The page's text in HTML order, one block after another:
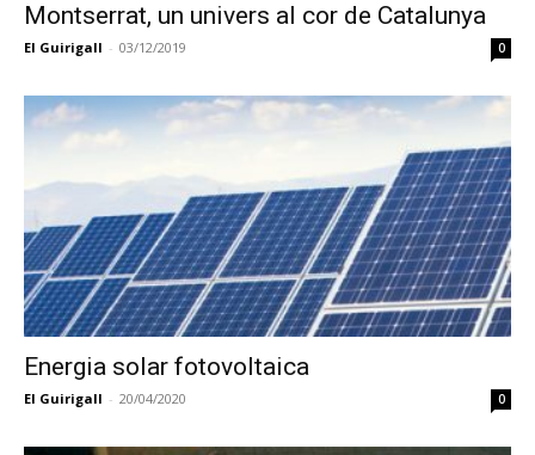
Montserrat, un univers al cor de Catalunya
El Guirigall - 03/12/2019 0
Energia solar fotovoltaica
El Guirigall - 20/04/2020 0